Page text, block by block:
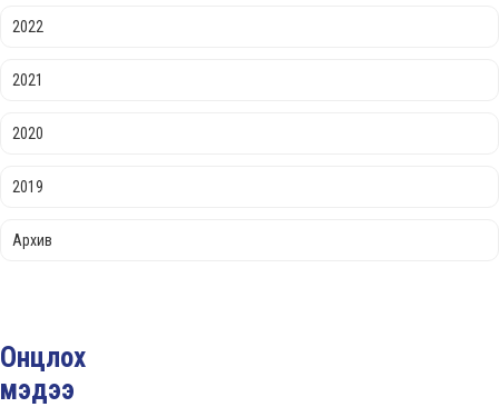
2022
2021
2020
2019
Архив
Онцлох
мэдээ